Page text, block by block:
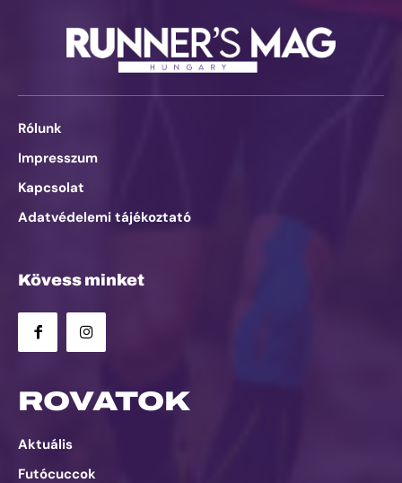
Rólunk
Impresszum
Kapcsolat
Adatvédelemi tájékoztató
Kövess minket
ROVATOK
Aktuális
Futócuccok